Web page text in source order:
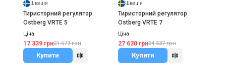
Швеція
Тиристорний регулятор
Ostberg VRTE 5
Ціна
17 339 грн21 673 грн
Купити
Швеція
Тиристорний регулятор
Ostberg VRTE 7
Ціна
27 630 грн34 537 грн
Купити